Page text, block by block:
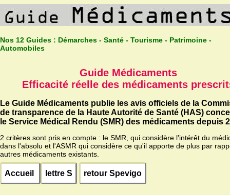
Nos 12 Guides : Démarches - Santé - Tourisme - Patrimoine -
Automobiles
Guide Médicaments
Efficacité réelle des médicaments
Le Guide Médicaments publie les avis officiels de la
de transparence de la Haute Autorité de Santé (HAS)
le Service Médical Rendu (SMR) des médicaments depuis
2 critères sont pris en compte : le SMR, qui considère l'intérêt du
dans l'absolu et l'ASMR qui considère ce qu'il apporte de plus par
autres médicaments existants.
Accueil lettre S retour Spevigo